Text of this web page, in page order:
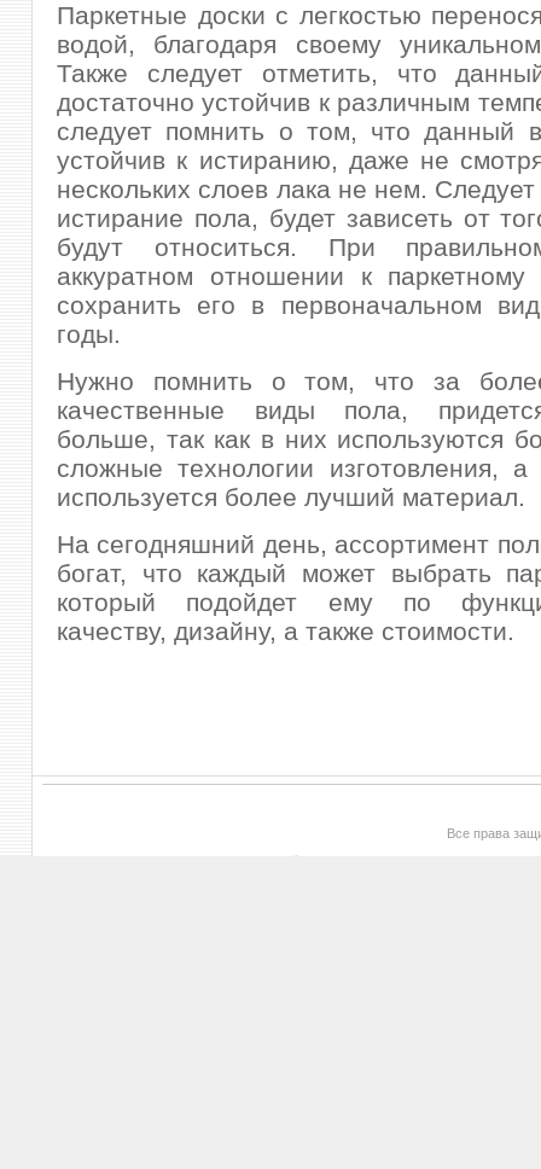
Паркетные доски с легкостью
водой, благодаря своему
Также следует отметить, что
достаточно устойчив к различным
следует помнить о том, что данный
устойчив к истиранию, даже не
нескольких слоев лака не нем.
истирание пола, будет зависеть от
будут относиться. При
аккуратном отношении к
сохранить его в первоначальном
годы.
Нужно помнить о том, что за
качественные виды пола,
больше, так как в них используются
сложные технологии изготовления,
используется более лучший материал.
На сегодняшний день, ассортимент
богат, что каждый может выбрать
который подойдет ему по
качеству, дизайну, а также стоимости.
Все права